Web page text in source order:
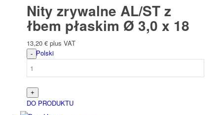
Polski
Nity zrywalne AL/ST z
łbem płaskim Ø 3,0 x 18
13,20 € plus VAT
DO PRODUKTU